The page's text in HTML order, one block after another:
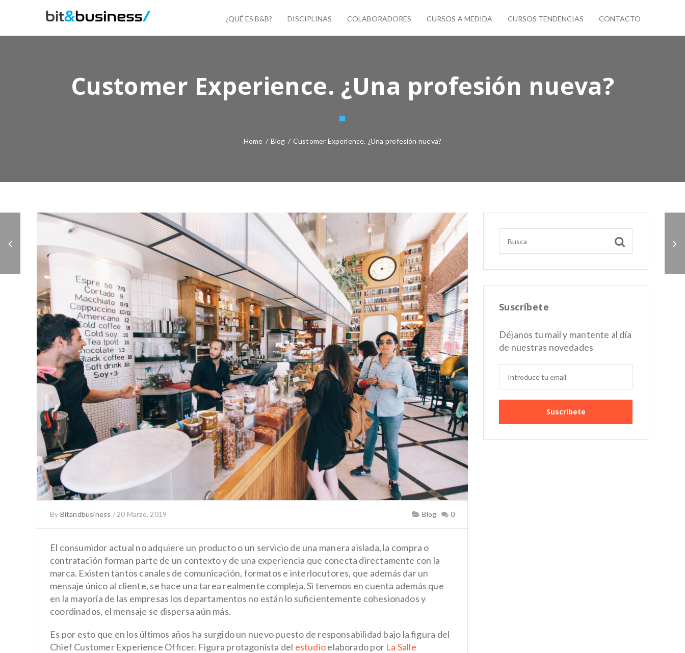
¿QUÉ ES B&B? DISCIPLINAS COLABORADORES CURSOS A MEDIDA CURSOS TENDENCIAS CONTACTO
Customer Experience. ¿Una profesión nueva?
Home / Blog / Customer Experience. ¿Una profesión nueva?
El formato
publicitario de
'Addressable TV' por
fin llega a España.
Employee Advocacy:
tus empleados, tus
mejores
By Bitandbusiness / 20 Marzo, 2019 Blog 0
El consumidor actual no adquiere un producto o un servicio de una manera aislada, la compra o
contratación forman parte de un contexto y de una experiencia que conecta directamente con la
marca. Existen tantos canales de comunicación, formatos e interlocutores, que además dar un
mensaje único al cliente, se hace una tarea realmente compleja. Si tenemos en cuenta además que
en la mayoría de las empresas los departamentos no están lo suficientemente cohesionados y
coordinados, el mensaje se dispersa aún más.
Es por esto que en los últimos años ha surgido un nuevo puesto de responsabilidad bajo la figura del
Chief Customer Experience Officer. Figura protagonista del estudioelaborado por La Salle
Suscríbete
Déjanos tu mail y mantente al día
de nuestras novedades